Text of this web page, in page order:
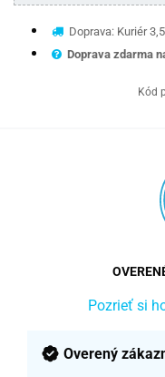
Doprava: Kuriér
Doprava zdarma
Kód
Pozrieť si
Overený